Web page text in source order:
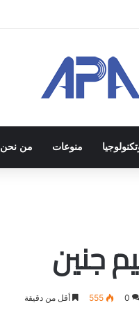
منوعات من نحن
جنين
0
555 أقل من دقيقة